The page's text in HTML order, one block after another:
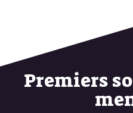
Premiers